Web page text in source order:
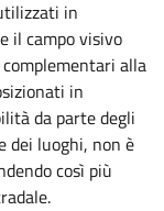
in
il campo visivo
alla
in
da parte degli
dei luoghi, non è
così più